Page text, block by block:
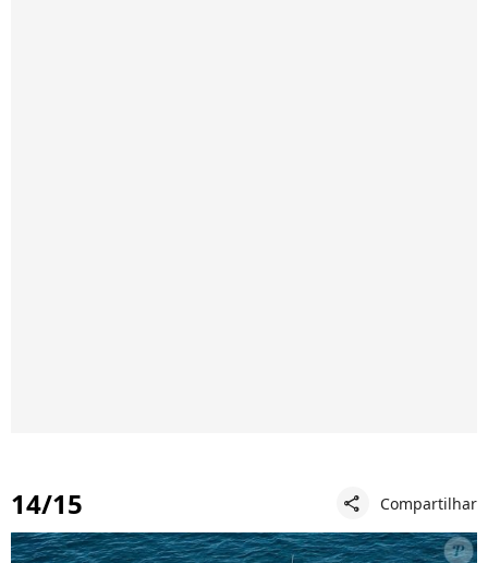
14/15 share Compartilhar